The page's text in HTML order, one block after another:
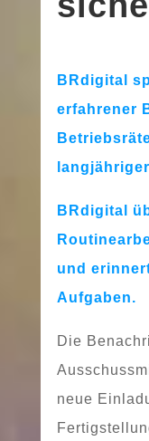
BRdigital
erfah­re­ner
BRdigital
und
Aufgaben.
Die
neue